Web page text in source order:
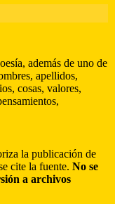
además de uno de
apellidos,
cosas, valores,
la publicación de
cite la fuente. No se
a archivos